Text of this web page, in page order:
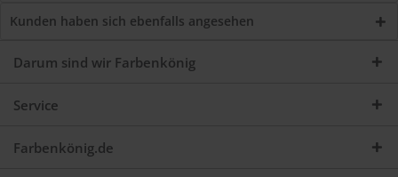
Kunden haben sich ebenfalls angesehen
Darum sind wir Farbenkönig
Service
Farbenkönig.de